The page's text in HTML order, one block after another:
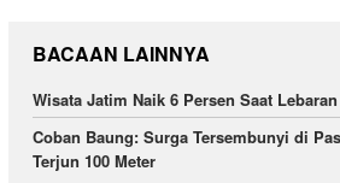
BACAAN LAINNYA
Wisata Jatim Naik 6 Persen Saat Lebaran
Coban Baung: Surga Tersembunyi di
Terjun 100 Meter